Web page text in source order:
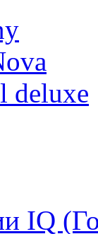
deluxe
IQ